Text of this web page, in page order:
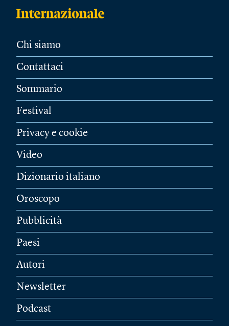
Chi siamo
Contattaci
Sommario
Festival
Privacy e cookie
Video
Dizionario italiano
Oroscopo
Pubblicità
Paesi
Autori
Newsletter
Podcast